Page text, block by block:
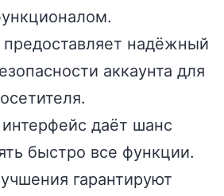
надёжный
аккаунта для
даёт шанс
быстро все функции.
гарантируют